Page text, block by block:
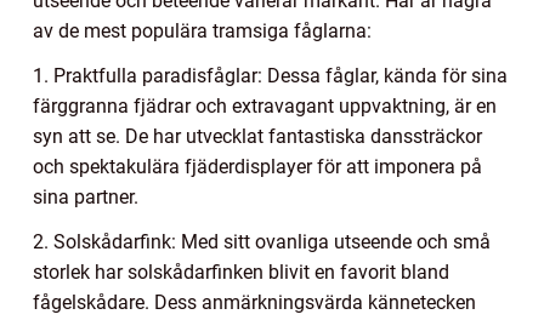
av de mest populära tramsiga fåglarna:
1. Praktfulla paradisfåglar: Dessa fåglar, kända för sina
färggranna fjädrar och extravagant uppvaktning, är en
syn att se. De har utvecklat fantastiska danssträckor
och spektakulära fjäderdisplayer för att imponera på
sina partner.
2. Solskådarfink: Med sitt ovanliga utseende och små
storlek har solskådarfinken blivit en favorit bland
fågelskådare. Dess anmärkningsvärda kännetecken